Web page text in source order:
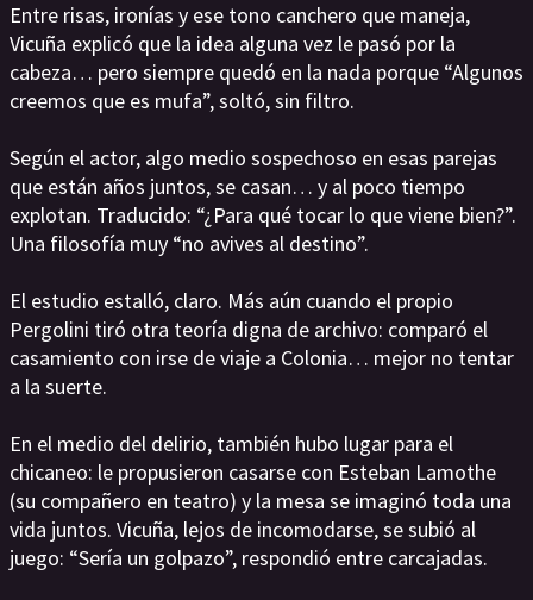
Entre risas, ironías y ese tono canchero que maneja,
Vicuña explicó que la idea alguna vez le pasó por la
cabeza… pero siempre quedó en la nada porque “Algunos
creemos que es mufa”, soltó, sin filtro.
Según el actor, algo medio sospechoso en esas parejas
que están años juntos, se casan… y al poco tiempo
explotan. Traducido: “¿Para qué tocar lo que viene bien?”.
Una filosofía muy “no avives al destino”.
El estudio estalló, claro. Más aún cuando el propio
Pergolini tiró otra teoría digna de archivo: comparó el
casamiento con irse de viaje a Colonia… mejor no tentar
a la suerte.
En el medio del delirio, también hubo lugar para el
chicaneo: le propusieron casarse con Esteban Lamothe
(su compañero en teatro) y la mesa se imaginó toda una
vida juntos. Vicuña, lejos de incomodarse, se subió al
juego: “Sería un golpazo”, respondió entre carcajadas.